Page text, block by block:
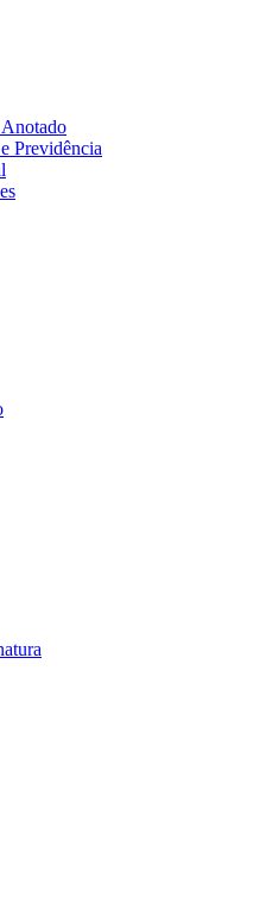
Previdência